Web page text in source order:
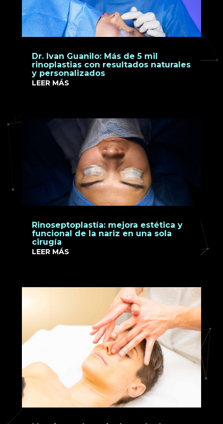
Dr. Ivan Guanilo: Más de 5 mil
rinoplastias con resultados naturales
y personalizados
LEER MÁS
Rinoseptoplastía: mejora estética y
funcional de la nariz en una sola
cirugía
LEER MÁS